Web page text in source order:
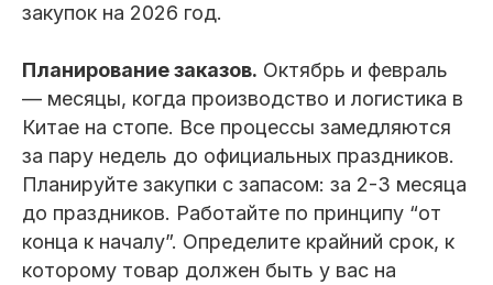
закупок на 2026 год.
Планирование заказов. Октябрь и февраль
— месяцы, когда производство и логистика в
Китае на стопе. Все процессы замедляются
за пару недель до официальных праздников.
Планируйте закупки с запасом: за 2-3 месяца
до праздников. Работайте по принципу “от
конца к началу”. Определите крайний срок, к
которому товар должен быть у вас на